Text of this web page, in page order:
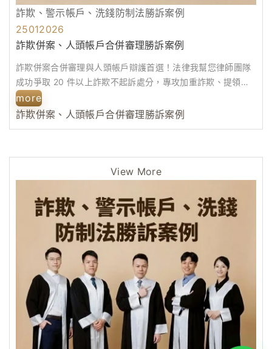
詐欺、警示帳戶、洗錢防制法勝訴案例
25012026
詐欺併案、人頭帳戶合併審理勝訴案例
詐欺併案合併審理與人頭帳戶辯護首選！法律我幫您律師團隊
成功爭取 20 件以上詐欺不起訴處分，專攻加重詐欺、提領車
手無罪抗辯及洗錢防制法案件。收錄...
more
詐欺併案、人頭帳戶合併審理勝訴案例
View More